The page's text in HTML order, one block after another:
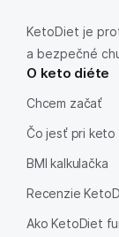
KetoDiet je
a bezpečné
O keto diéte
Chcem začať
Čo jesť pri
BMI kalkulačka
Recenzie
Ako KetoDiet